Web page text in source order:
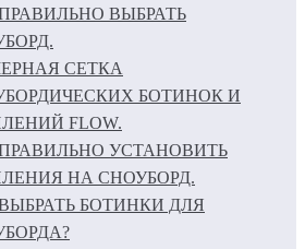
ВЫБРАТЬ
СЕТКА
БОТИНОК И
FLOW.
УСТАНОВИТЬ
НА СНОУБОРД.
БОТИНКИ ДЛЯ